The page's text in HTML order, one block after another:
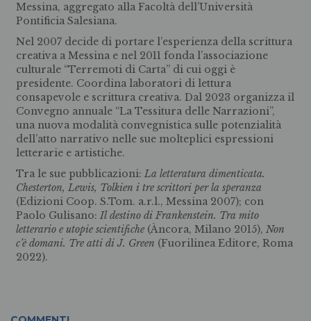
Messina, aggregato alla Facoltà dell’Università
Pontificia Salesiana.
Nel 2007 decide di portare l’esperienza della scrittura
creativa a Messina e nel 2011 fonda l’associazione
culturale “Terremoti di Carta” di cui oggi è
presidente. Coordina laboratori di lettura
consapevole e scrittura creativa. Dal 2023 organizza il
Convegno annuale “La Tessitura delle Narrazioni”,
una nuova modalità convegnistica sulle potenzialità
dell’atto narrativo nelle sue molteplici espressioni
letterarie e artistiche.
Tra le sue pubblicazioni: La letteratura dimenticata.
Chesterton, Lewis, Tolkien i tre scrittori per la speranza
(Edizioni Coop. S.Tom. a.r.l., Messina 2007); con
Paolo Gulisano: Il destino di Frankenstein. Tra mito
letterario e utopie scientifiche (Àncora, Milano 2015), Non
c’è domani. Tre atti di J. Green (Fuorilinea Editore, Roma
2022).